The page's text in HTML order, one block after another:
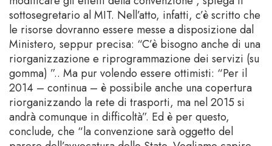
sottosegretario al MIT. Nell’atto, infatti, c’è scritto che
le risorse dovranno essere messe a disposizione dal
Ministero, seppur precisa: “C’è bisogno anche di una
riorganizzazione e riprogrammazione dei servizi (su
gomma) ”.. Ma pur volendo essere ottimisti: “Per il
2014 – continua – è possibile anche una copertura
riorganizzando la rete di trasporti, ma nel 2015 si
andrà comunque in difficoltà”. Ed è per questo,
conclude, che “la convenzione sarà oggetto del